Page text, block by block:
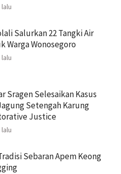
Salurkan 22 Tangki Air
Warga Wonosegoro
Sragen Selesaikan Kasus
Setengah Karung
Justice
Sebaran Apem Keong